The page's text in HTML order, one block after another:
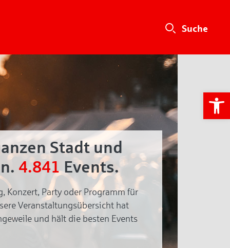
Stadt und
4.841Events.
Konzert, Party oder Programm für
Veranstaltungsübersicht hat
und hält die besten Events